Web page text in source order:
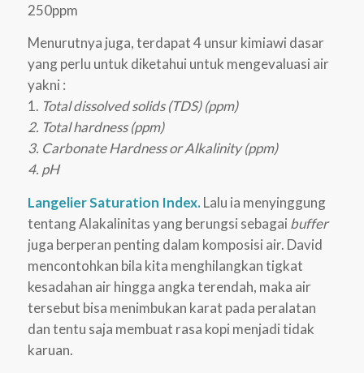
250ppm
Menurutnya juga, terdapat 4 unsur kimiawi dasar
yang perlu untuk diketahui untuk mengevaluasi air
yakni :
1. Total dissolved solids (TDS) (ppm)
2. Total hardness (ppm)
3. Carbonate Hardness or Alkalinity (ppm)
4. pH
Langelier Saturation Index. Lalu ia menyinggung
tentang Alakalinitas yang berungsi sebagai buffer
juga berperan penting dalam komposisi air. David
mencontohkan bila kita menghilangkan tigkat
kesadahan air hingga angka terendah, maka air
tersebut bisa menimbukan karat pada peralatan
dan tentu saja membuat rasa kopi menjadi tidak
karuan.